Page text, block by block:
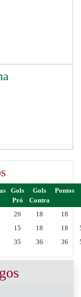
Gols
Pró
Gols
Contra
Pontos
20 18
18
15 18 18
35 36 36